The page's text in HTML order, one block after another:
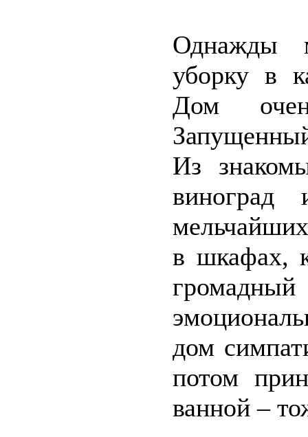
Однажды
уборку в
Дом
Из
в шкафах,
громадный
дом
потом
ванной –